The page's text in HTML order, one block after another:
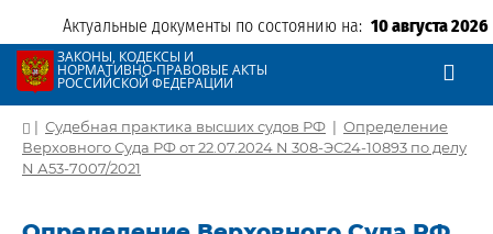
Актуальные документы по состоянию на: 10 августа 2026
ЗАКОНЫ, КОДЕКСЫ И
НОРМАТИВНО-ПРАВОВЫЕ АКТЫ
РОССИЙСКОЙ ФЕДЕРАЦИИ
| Судебная практика высших судов РФ | Определение
Верховного Суда РФ от 22.07.2024 N 308-ЭС24-10893 по делу
N А53-7007/2021